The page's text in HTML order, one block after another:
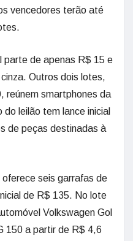
vencedores terão até
parte de apenas R$ 15 e
Outros dois lotes,
reúnem smartphones da
leilão tem lance inicial
de peças destinadas à
seis garrafas de
de R$ 135. No lote
Volkswagen Gol
150 a partir de R$ 4,6